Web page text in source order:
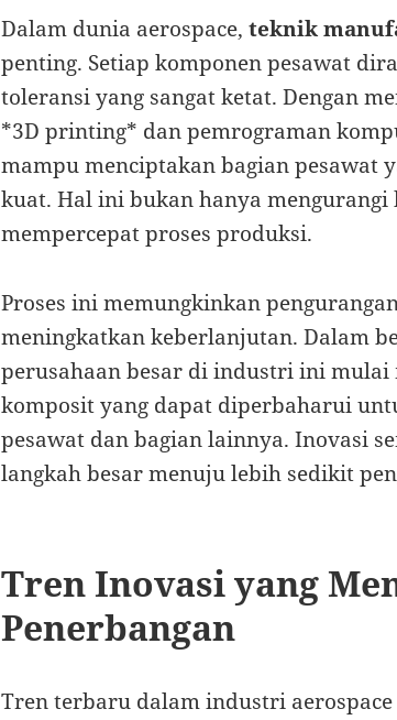
Dalam dunia aerospace,teknik
penting. Setiap komponen pesawat
toleransi yang sangat ketat. Dengan
*3D printing* dan pemrograman
mampu menciptakan bagian pesawat
kuat. Hal ini bukan hanya mengurangi
mempercepat proses produksi.
Proses ini memungkinkan
meningkatkan keberlanjutan. Dalam
perusahaan besar di industri ini mulai
komposit yang dapat diperbaharui
pesawat dan bagian lainnya. Inovasi
langkah besar menuju lebih sedikit
Tren Inovasi yang
Penerbangan
Tren terbaru dalam industri